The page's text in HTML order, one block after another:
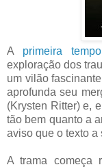
A primeira
exploração dos
um vilão
aprofunda seu
(Krysten Ritter) e,
tão bem quanto a
aviso que o texto a
A trama começa